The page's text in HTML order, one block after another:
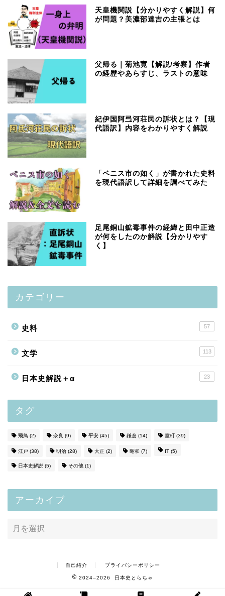
天皇機関説【分かりやすく解説】何
が問題？美濃部達吉の主張とは
父帰る｜菊池寛【解説/考察】作者
の経歴やあらすじ、ラストの意味
紀伊国阿弖河荘民の訴状とは？【現
代語訳】内容をわかりやすく解説
「ベニス市の如く」が書かれた史料
を現代語訳して詳細を調べてみた
足尾銅山鉱毒事件の経緯と田中正造
が何をしたのか解説【分かりやす
く】
カテゴリー
史料 57
文学 113
日本史解説＋α 23
タグ
飛鳥 (2) 奈良 (9) 平安 (45) 鎌倉 (14) 室町 (39)
江戸 (38) 明治 (28) 大正 (2) 昭和 (7) IT (5)
日本史解説 (5) その他 (1)
アーカイブ
自己紹介 プライバシーポリシー
2024–2026 日本史とらちゃ